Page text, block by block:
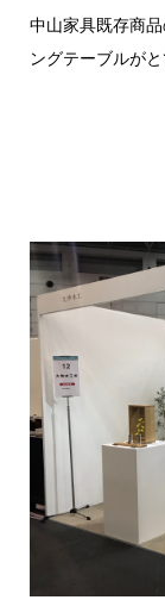
中山家具既存商
ングテーブルが